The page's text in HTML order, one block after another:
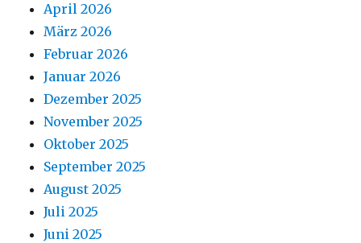
April 2026
März 2026
Februar 2026
Januar 2026
Dezember 2025
November 2025
Oktober 2025
September 2025
August 2025
Juli 2025
Juni 2025